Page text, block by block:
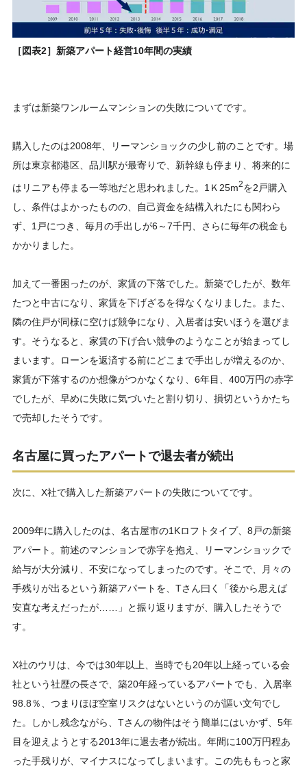
［図表2］新築アパート経営10年間の実績
まずは新築ワンルームマンションの失敗についてです。
購入したのは2008年、リーマンショックの少し前のことです。場
所は東京都港区、品川駅が最寄りで、新幹線も停まり、将来的に
はリニアも停まる一等地だと思われました。1Ｋ25m2を2戸購入
し、条件はよかったものの、自己資金を結構入れたにも関わら
ず、1戸につき、毎月の手出しが6～7千円、さらに毎年の税金も
かかりました。
加えて一番困ったのが、家賃の下落でした。新築でしたが、数年
たつと中古になり、家賃を下げざるを得なくなりました。また、
隣の住戸が同様に空けば競争になり、入居者は安いほうを選びま
す。そうなると、家賃の下げ合い競争のようなことが始まってし
まいます。ローンを返済する前にどこまで手出しが増えるのか、
家賃が下落するのか想像がつかなくなり、6年目、400万円の赤字
でしたが、早めに失敗に気づいたと割り切り、損切というかたち
で売却したそうです。
名古屋に買ったアパートで退去者が続出
次に、X社で購入した新築アパートの失敗についてです。
2009年に購入したのは、名古屋市の1Kロフトタイプ、8戸の新築
アパート。前述のマンションで赤字を抱え、リーマンショックで
給与が大分減り、不安になってしまったのです。そこで、月々の
手残りが出るという新築アパートを、Tさん曰く「後から思えば
安直な考えだったが……」と振り返りますが、購入したそうで
す。
X社のウリは、今では30年以上、当時でも20年以上経っている会
社という社歴の長さで、築20年経っているアパートでも、入居率
98.8％、つまりほぼ空室リスクはないというのが謳い文句でし
た。しかし残念ながら、Tさんの物件はそう簡単にはいかず、5年
目を迎えようとする2013年に退去者が続出。年間に100万円程あ
った手残りが、マイナスになってしまいます。この先ももっと家